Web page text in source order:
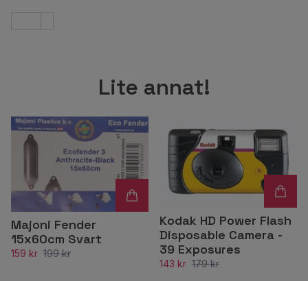
Lite annat!
Majoni Fender
15x60cm Svart
159 kr 199 kr
Kodak HD Power Flash
Disposable Camera -
39 Exposures
143 kr 179 kr